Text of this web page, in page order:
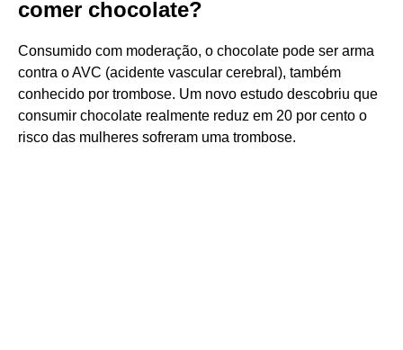
comer chocolate?
Consumido com moderação, o chocolate pode ser arma
contra o AVC (acidente vascular cerebral), também
conhecido por trombose. Um novo estudo descobriu que
consumir chocolate realmente reduz em 20 por cento o
risco das mulheres sofreram uma trombose.